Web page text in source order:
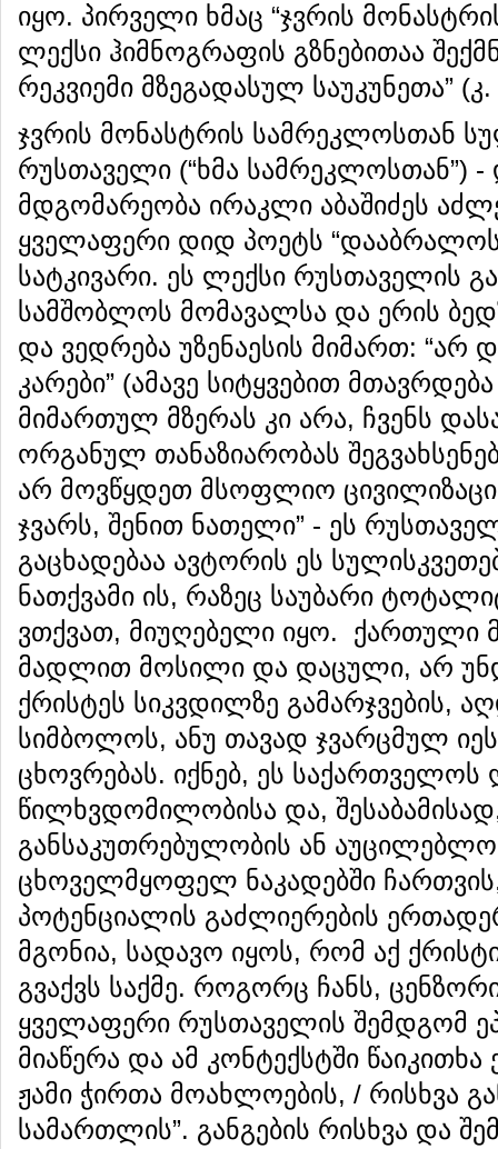
იყო. პირველი ხმაც “ჯვრის
ლექსი ჰიმნოგრაფის გზნებითაა
რეკვიემი მზეგადასულ საუკუნეთა”
ჯვრის მონასტრის სამრეკლოსთან
რუსთაველი (“ხმა სამრეკლოსთან”)
მდგომარეობა ირაკლი აბაშიძეს
ყველაფერი დიდ პოეტს
სატკივარი. ეს ლექსი რუსთაველის
სამშობლოს მომავალსა და ერის
და ვედრება უზენაესის მიმართ:
კარები” (ამავე სიტყვებით
მიმართულ მზერას კი არა, ჩვენს
ორგანულ თანაზიარობას
არ მოვწყდეთ მსოფლიო
ჯვარს, შენით ნათელი” - ეს
გაცხადებაა ავტორის ეს
ნათქვამი ის, რაზეც საუბარი
ვთქვათ, მიუღებელი იყო. ქართული
მადლით მოსილი და დაცული, არ
ქრისტეს სიკვდილზე გამარჯვების,
სიმბოლოს, ანუ თავად ჯვარცმულ
ცხოვრებას. იქნებ, ეს
წილხვდომილობისა და,
განსაკუთრებულობის ან
ცხოველმყოფელ ნაკადებში
პოტენციალის გაძლიერების
მგონია, სადავო იყოს, რომ აქ
გვაქვს საქმე. როგორც ჩანს,
ყველაფერი რუსთაველის შემდგომ
მიაწერა და ამ კონტექსტში წაიკითხა
ჟამი ჭირთა მოახლოების, / რისხვა
სამართლის”. განგების რისხვა და